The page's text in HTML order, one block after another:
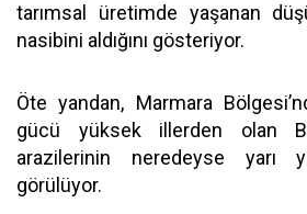
tarımsal üretimde yaşanan
nasibini aldığını gösteriyor.
Öte yandan, Marmara
gücü yüksek illerden olan
arazilerinin neredeyse yarı
görülüyor.